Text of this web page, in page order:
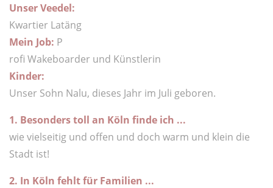
Unser Veedel:
Kwartier Latäng
Mein Job: P
rofi Wakeboarder und Künstlerin
Kinder:
Unser Sohn Nalu, dieses Jahr im Juli geboren.
1. Besonders toll an Köln finde ich ...
wie vielseitig und offen und doch warm und klein die
Stadt ist!
2. In Köln fehlt für Familien ...